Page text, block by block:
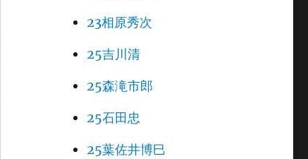
23相原秀次
25吉川清
25森滝市郎
25石田忠
25葉佐井博巳